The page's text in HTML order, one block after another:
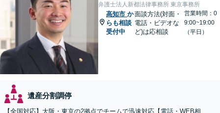
弁護士法人新都法律事務所 東京事務所
高知市 か
らも相談
受付中
面談方法(対面・
電話・ビデオな
ど)は応相談
営業時間：0
9:00~19:00
（平日）
遺産分割調停
【全国対応】大阪・東京の2拠点でチームで迅速対応【電話・WEB相